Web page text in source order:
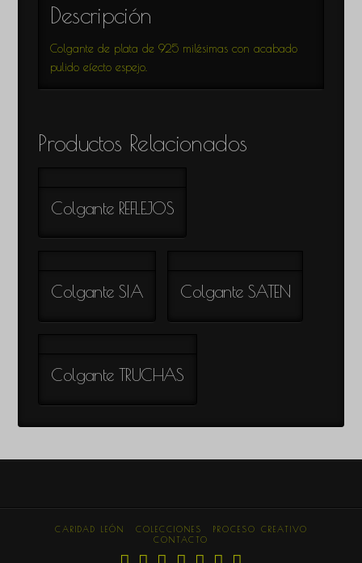
Descripción
Colgante de plata de 925 milésimas con acabado
pulido efecto espejo.
Productos Relacionados
Colgante REFLEJOS
Colgante SIA Colgante SATEN
Colgante TRUCHAS
CARIDAD LEÓN COLECCIONES
PROCESO CREATIVO
CONTACTO